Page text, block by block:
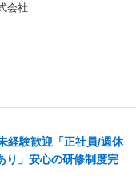
会社
経験歓迎「正社員/週休
り」安心の研修制度完